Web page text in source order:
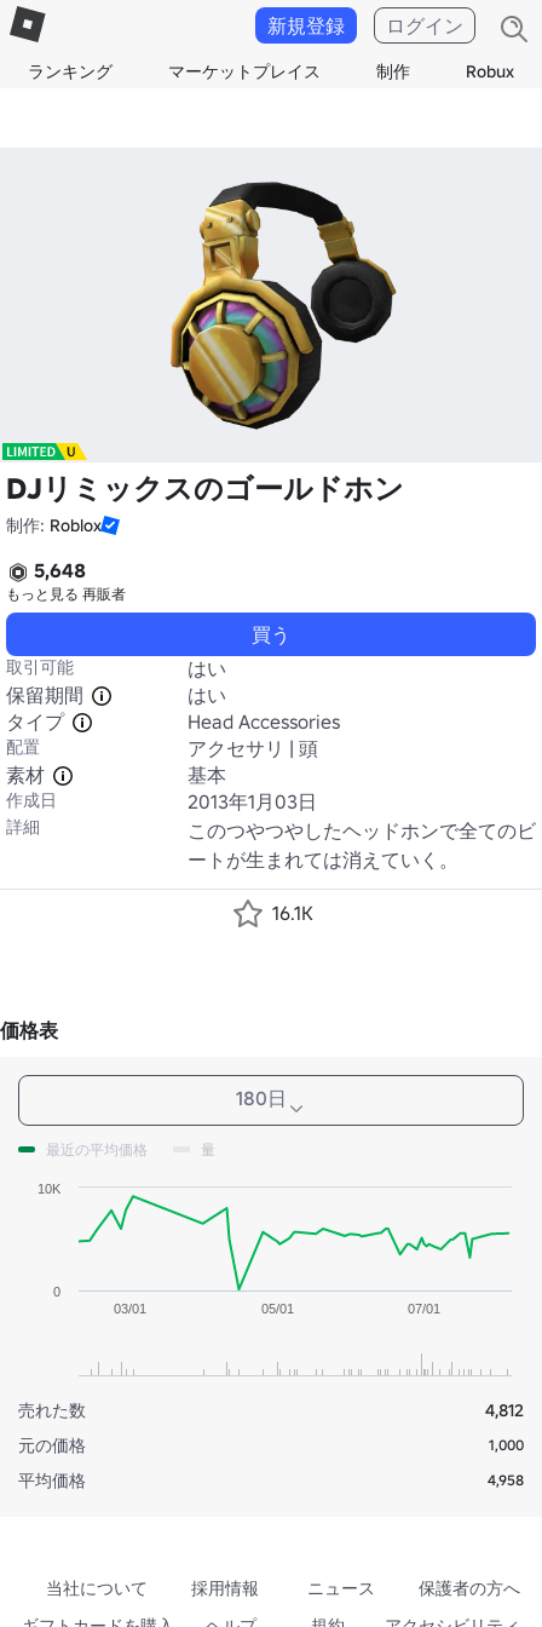
ランキング マーケットプレイス 制作 Robux
新規登録 ログイン
DJリミックスのゴールドホン
制作: Roblox
5,648
もっと見る 再販者
買う
取引可能
はい
保留期間
はい
タイプ
Head Accessories
配置
アクセサリ | 頭
素材
基本
作成日 2013年1月03日
詳細
このつやつやしたヘッドホンで全てのビ
ートが生まれては消えていく。
16.1K
価格表
180日
最近の平均価格 量
03/01 05/01 07/01
0
10K
売れた数
4,812
元の価格
1,000
平均価格 4,958
当社について 採用情報 ニュース
保護者の方へ